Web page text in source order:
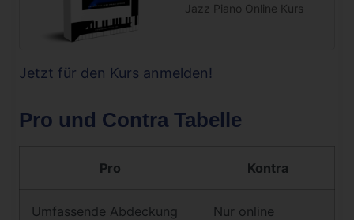
Jazz Piano Online Kurs
Jetzt für den Kurs anmelden!
Pro und Contra Tabelle
Pro Kontra
Umfassende Abdeckung
Nur online